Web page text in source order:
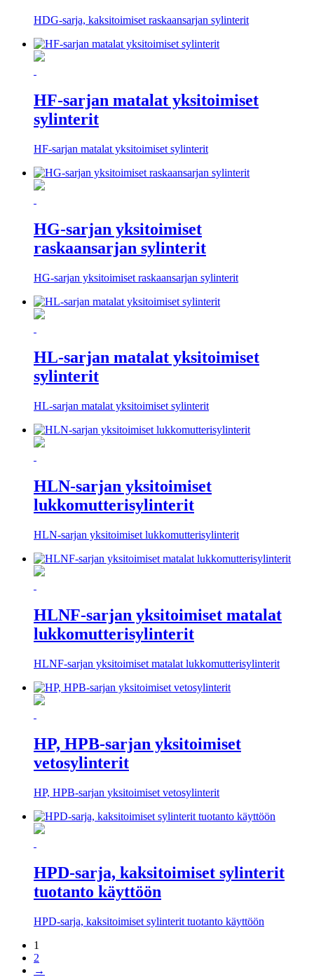
HDG-sarja, kaksitoimiset raskaansarjan sylinterit
HF-sarjan matalat yksitoimiset
sylinterit
HF-sarjan matalat yksitoimiset sylinterit
HG-sarjan yksitoimiset
raskaansarjan sylinterit
HG-sarjan yksitoimiset raskaansarjan sylinterit
HL-sarjan matalat yksitoimiset
sylinterit
HL-sarjan matalat yksitoimiset sylinterit
HLN-sarjan yksitoimiset
lukkomutterisylinterit
HLN-sarjan yksitoimiset lukkomutterisylinterit
HLNF-sarjan yksitoimiset matalat
lukkomutterisylinterit
HLNF-sarjan yksitoimiset matalat lukkomutterisylinterit
HP, HPB-sarjan yksitoimiset
vetosylinterit
HP, HPB-sarjan yksitoimiset vetosylinterit
HPD-sarja, kaksitoimiset sylinterit
tuotanto käyttöön
HPD-sarja, kaksitoimiset sylinterit tuotanto käyttöön
1
2
→